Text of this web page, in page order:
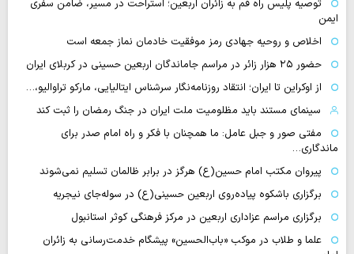
توصیه پلیس راه قم به زائران اربعین؛ استراحت در مسیر، ضامن سفری
ایمن
اخلاص و روحیه جهادی رمز موفقیت خادمان نماز جمعه است
حضور ۲۵ هزار زائر در مراسم جاماندگان اربعین حسینی در کربلای ایران
از اوکراین تا ایران؛ انتقاد روزنامه‌نگار سرشناس ایتالیایی، مارکو تراوالیو،…
سینمای مستند باید مظلومیت ملت ایران در جنگ رمضان را ثبت کند
مفتی صور و جبل عامل: ما همچنان با فکر و راه امام صدر برای
ماندگاری…
پیروان مکتب امام حسین(ع) هرگز در برابر ظالمان تسلیم نمی‌شوند
برگزاری باشکوه پیاده‌روی اربعین حسینی(ع) در سوله‌جای نیجریه
برگزاری مراسم عزاداری اربعین در مرکز فرهنگی کوثر استانبول
علما و طلاب در موکب «باب‌الحسین» پیشگام خدمت‌رسانی به زائران